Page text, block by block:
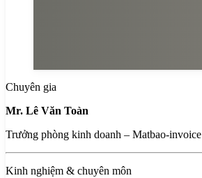
Chuyên gia
Mr. Lê Văn Toàn
Trưởng phòng kinh doanh – Matbao-invoice
Kinh nghiệm & chuyên môn